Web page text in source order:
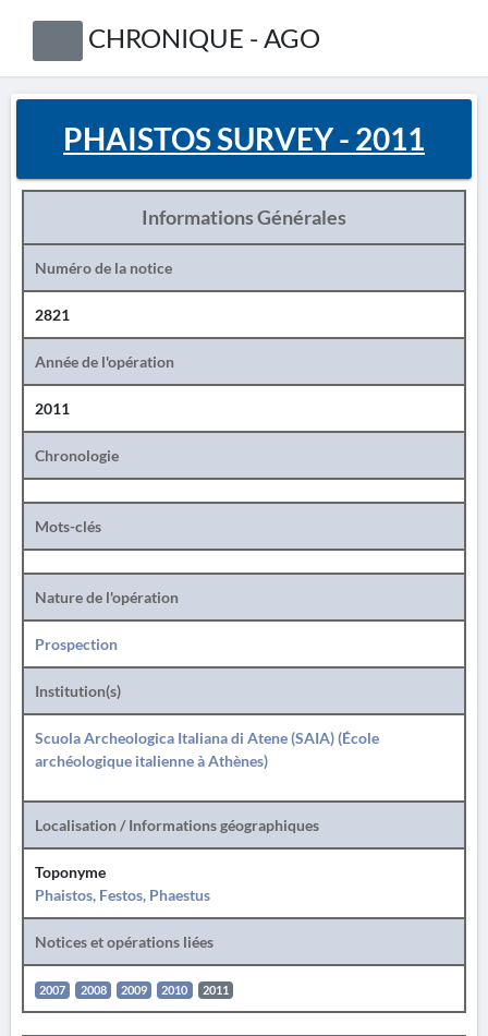
CHRONIQUE - AGO
PHAISTOS SURVEY - 2011
Informations Générales
Numéro de la notice
2821
Année de l'opération
2011
Chronologie
Mots-clés
Nature de l'opération
Prospection
Institution(s)
Scuola Archeologica Italiana di Atene (SAIA) (École
archéologique italienne à Athènes)
Localisation / Informations géographiques
Toponyme
Phaistos, Festos, Phaestus
Notices et opérations liées
2007 2008 2009 2010 2011